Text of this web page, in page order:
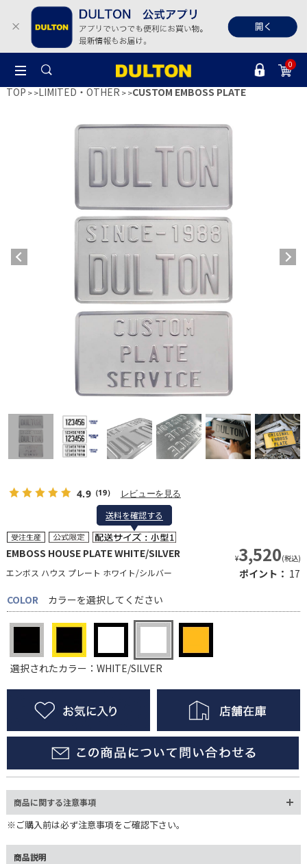
0
TOP >LIMITED・OTHER >CUSTOM EMBOSS PLATE
4.9（19） レビューを見る
送料を確認する
送料を確認する
EMBOSS HOUSE PLATE WHITE/SILVER
エンボス ハウス プレート ホワイト/シルバー
¥3,520(税込)
ポイント： 17
COLOR
カラーを選択してください
選択されたカラー：WHITE/SILVER
商品に関する注意事項
※ご購入前は必ず注意事項をご確認下さい。
商品説明